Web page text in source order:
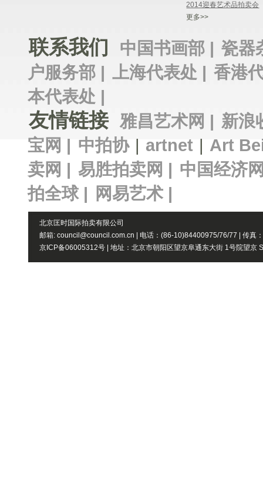
2014迎春艺术品拍卖会
更多>>
联系我们 中国书画部 | 瓷器
户服务部 | 上海代表处 | 香港
本代表处 |
友情链接 雅昌艺术网 | 新浪
宝网 | 中拍协 | artnet | Art
卖网 | 易胜拍卖网 | 中国经济
拍全球 |
网易艺术 |
北京匡时国际拍卖有限公司
邮箱: council@council.com.cn | 电话：(86-10)84400975/76/77 | 传真
京ICP备06005312号 | 地址：北京市朝阳区望京阜通东大街 1号院望京